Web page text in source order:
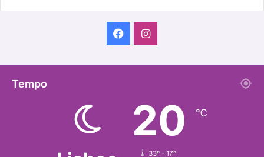
FacebookInstagram
Tempo
20 ℃
33º - 17º